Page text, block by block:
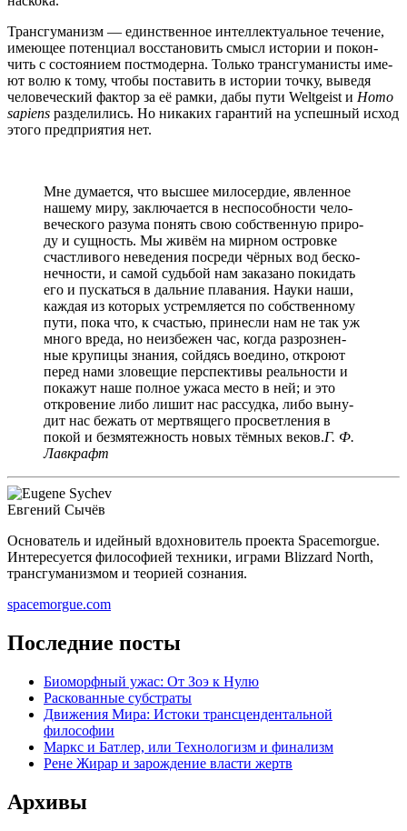
Транс­гу­ма­низм — един­ствен­ное интел­лек­ту­аль­ное тече­ние,
име­ю­щее потен­ци­ал вос­ста­но­вить смысл исто­рии и покон­
чить с состо­я­ни­ем пост­мо­дер­на. Толь­ко транс­гу­ма­ни­сты име­
ют волю к тому, что­бы поста­вить в исто­рии точ­ку, выве­дя
чело­ве­че­ский фак­тор за её рам­ки, дабы пути Weltgeist и Homo
sapiens раз­де­ли­лись. Но ника­ких гаран­тий на успеш­ный исход
это­го пред­при­я­тия нет.
Мне дума­ет­ся, что выс­шее мило­сер­дие, явлен­ное
наше­му миру, заклю­ча­ет­ся в неспо­соб­но­сти чело­
ве­че­ско­го разу­ма понять свою соб­ствен­ную при­ро­
ду и сущ­ность. Мы живём на мир­ном ост­ров­ке
счаст­ли­во­го неве­де­ния посре­ди чёр­ных вод бес­ко­
неч­но­сти, и самой судь­бой нам зака­за­но поки­дать
его и пус­кать­ся в даль­ние пла­ва­ния. Нау­ки наши,
каж­дая из кото­рых устрем­ля­ет­ся по соб­ствен­но­му
пути, пока что, к сча­стью, при­нес­ли нам не так уж
мно­го вре­да, но неиз­бе­жен час, когда раз­роз­нен­
ные кру­пи­цы зна­ния, сой­дясь воеди­но, откро­ют
перед нами зло­ве­щие пер­спек­ти­вы реаль­но­сти и
пока­жут наше пол­ное ужа­са место в ней; и это
откро­ве­ние либо лишит нас рас­суд­ка, либо выну­
дит нас бежать от мерт­вя­ще­го про­свет­ле­ния в
покой и без­мя­теж­ность новых тём­ных веков.Г. Ф.
Лавкрафт
Евге­ний Сычёв
Осно­ва­тель и идей­ный вдох­но­ви­тель про­ек­та Spacemorgue.
Инте­ре­су­ет­ся фило­со­фи­ей тех­ни­ки, игра­ми Blizzard North,
транс­гу­ма­низ­мом и тео­ри­ей сознания.
spacemorgue.com
Последние посты
Биоморфный ужас: От Зоэ к Нулю
Раскованные субстраты
Движения Мира: Истоки трансцендентальной
философии
Маркс и Батлер, или Технологизм и финализм
Рене Жирар и зарождение власти жертв
Архивы